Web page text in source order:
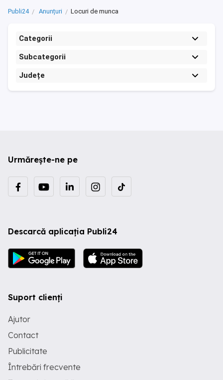
Publi24 Anunțuri Locuri de munca
Categorii
Subcategorii
Județe
Urmărește-ne pe
Descarcă aplicația Publi24
Suport clienți
Ajutor
Contact
Publicitate
Întrebări frecvente